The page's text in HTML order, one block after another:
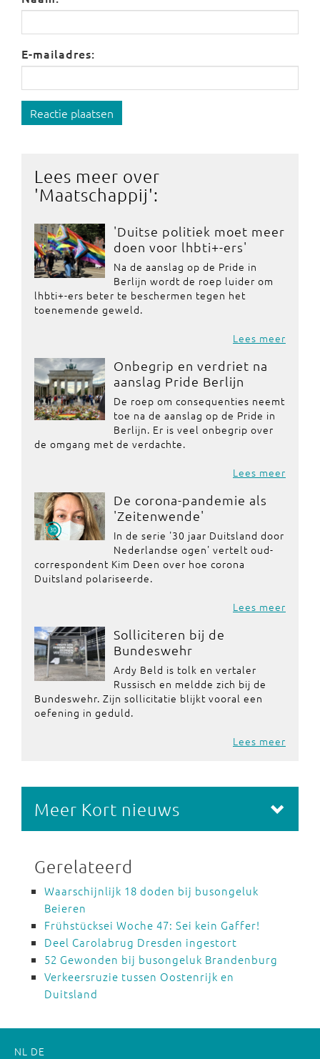
E-mailadres:
Reactie plaatsen
Lees meer over
'Maatschappij':
'Duitse politiek moet meer
doen voor lhbti+-ers'
Na de aanslag op de Pride in
Berlijn wordt de roep luider om
lhbti+-ers beter te beschermen tegen het
toenemende geweld.
Lees meer
Onbegrip en verdriet na
aanslag Pride Berlijn
De roep om consequenties neemt
toe na de aanslag op de Pride in
Berlijn. Er is veel onbegrip over
de omgang met de verdachte.
Lees meer
De corona-pandemie als
'Zeitenwende'
In de serie '30 jaar Duitsland door
Nederlandse ogen' vertelt oud-
correspondent Kim Deen over hoe corona
Duitsland polariseerde.
Lees meer
Solliciteren bij de
Bundeswehr
Ardy Beld is tolk en vertaler
Russisch en meldde zich bij de
Bundeswehr. Zijn sollicitatie blijkt vooral een
oefening in geduld.
Lees meer
Meer Kort nieuws
Gerelateerd
Waarschijnlijk 18 doden bij busongeluk
Beieren
Frühstücksei Woche 47: Sei kein Gaffer!
Deel Carolabrug Dresden ingestort
52 Gewonden bij busongeluk Brandenburg
Verkeersruzie tussen Oostenrijk en
Duitsland
NL DE